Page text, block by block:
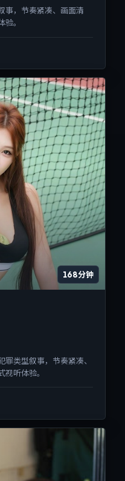
事，节奏紧凑、画面清
。
168分钟
类型叙事，节奏紧凑、
听体验。